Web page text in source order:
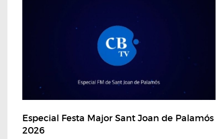
Especial Festa Major Sant Joan de Palamós
2026